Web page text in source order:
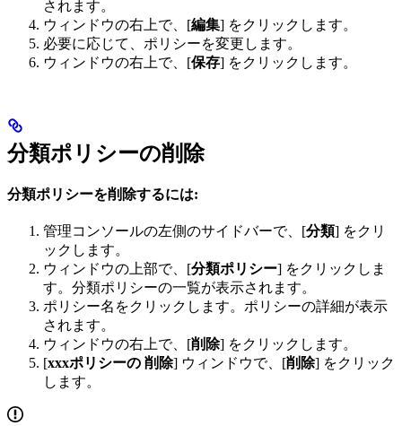
されます。
ウィンドウの右上で、[編集] をクリックします。
必要に応じて、ポリシーを変更します。
ウィンドウの右上で、[保存] をクリックします。
分類ポリシーの削除
分類ポリシーを削除するには:
管理コンソールの左側のサイドバーで、[分類] をクリ
ックします。
ウィンドウの上部で、[分類ポリシー] をクリックしま
す。分類ポリシーの一覧が表示されます。
ポリシー名をクリックします。ポリシーの詳細が表示
されます。
ウィンドウの右上で、[削除] をクリックします。
[xxxポリシーの 削除] ウィンドウで、[削除] をクリック
します。